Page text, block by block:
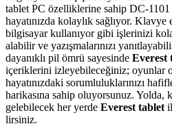
tablet PC özelliklerine sahip DC-
hayatınızda kolaylık sağlıyor.
bilgisayar kullanıyor gibi işlerinizi
alabilir ve yazışmalarınızı
dayanıklı pil ömrü sayesinde Everest
içeriklerini izleyebileceğiniz; oyunlar
hayatınızdaki sorumluluklarınızı
harikasına sahip oluyorsunuz. Yolda,
gelebilecek her yerde Everest tablet
lirsiniz.